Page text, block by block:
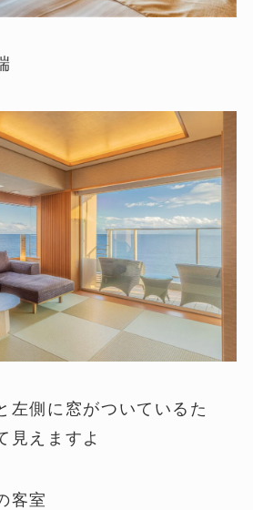
左側に窓がついているた
見えますよ
客室